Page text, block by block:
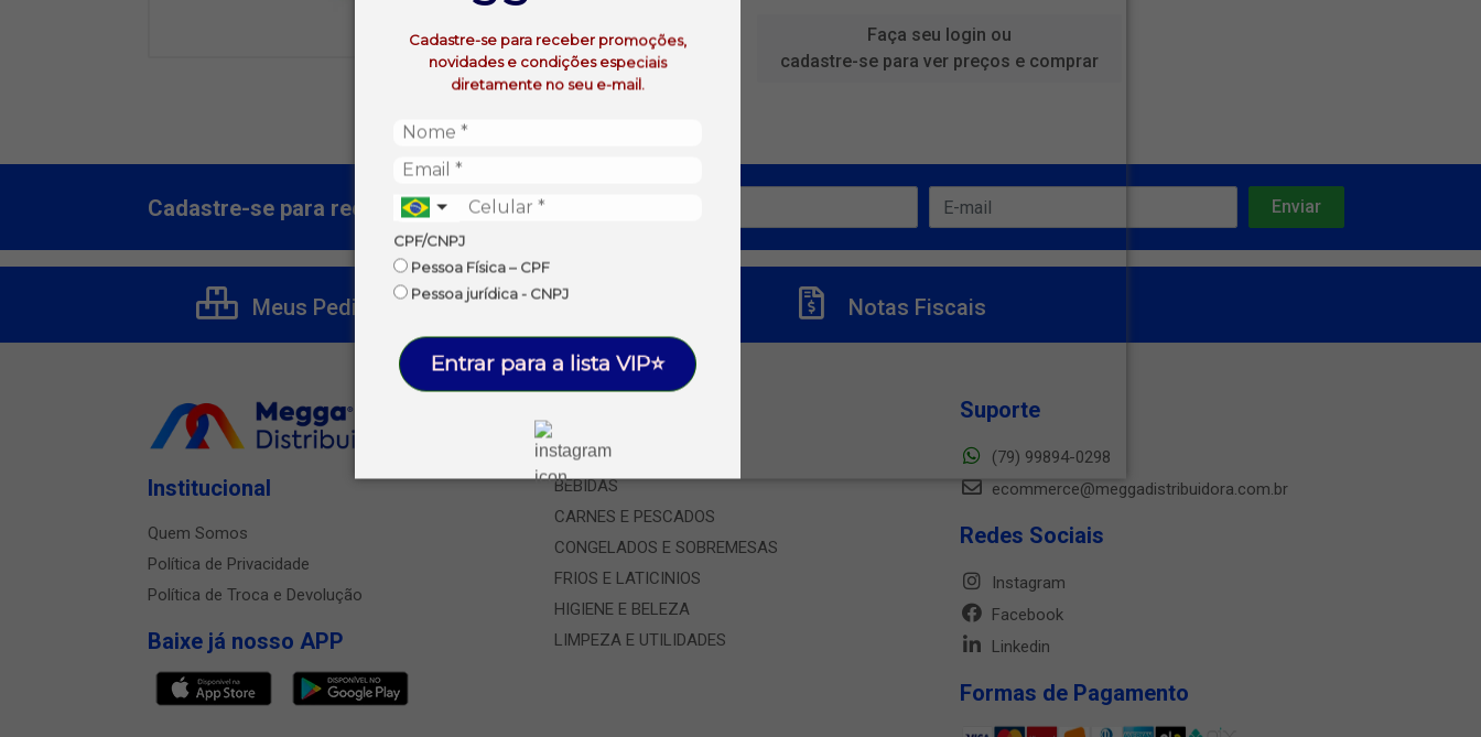
Cadastre-se para receber promoções,
novidades e condições especiais
diretamente no seu e-mail.
CPF/CNPJ
Pessoa Física – CPF
Pessoa jurídica - CNPJ
Entrar para a lista VIP⭐
Faça seu login ou
cadastre-se para ver preços e comprar
Cadastre-se para receber nossas ofertas!
Meus Pedidos Notas Fiscais
Institucional
Quem Somos
Política de Privacidade
Política de Troca e Devolução
Baixe já nosso APP
ALIMENTOS
BEBIDAS
CARNES E PESCADOS
CONGELADOS E SOBREMESAS
FRIOS E LATICINIOS
HIGIENE E BELEZA
LIMPEZA E UTILIDADES
Suporte
(79) 99894-0298
ecommerce@meggadistribuidora.com.br
Redes Sociais
Instagram
Facebook
Linkedin
Formas de Pagamento